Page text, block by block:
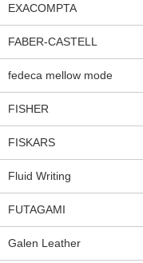
EXACOMPTA
FABER-CASTELL
fedeca mellow mode
FISHER
FISKARS
Fluid Writing
FUTAGAMI
Galen Leather